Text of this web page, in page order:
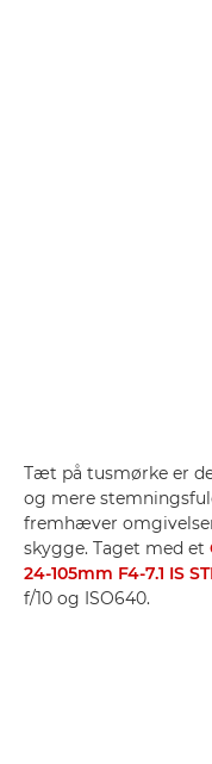
Tæt på tusmørke er
og mere
fremhæver
skygge. Taget med et
24-105mm F4-7.1 IS
f/10 og ISO640.